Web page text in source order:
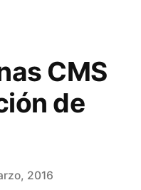
CMS
de
2016